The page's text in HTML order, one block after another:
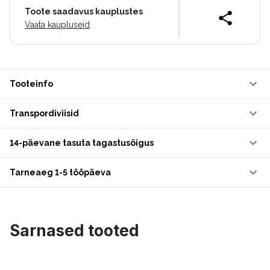
Toote saadavus kauplustes
Vaata kaupluseid
Tooteinfo
Transpordiviisid
14-päevane tasuta tagastusõigus
Tarneaeg 1-5 tööpäeva
Sarnased tooted